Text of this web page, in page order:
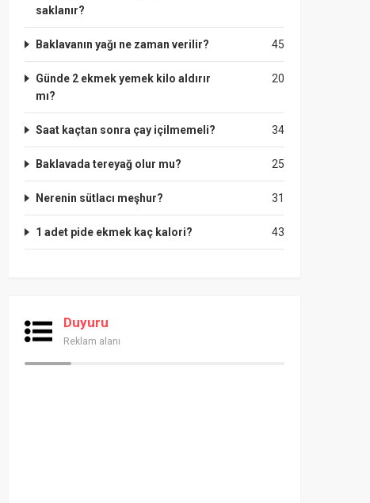
saklanır?
45
Baklavanın yağı ne zaman verilir?
20
Günde 2 ekmek yemek kilo aldırır
mı?
34
Saat kaçtan sonra çay içilmemeli?
25
Baklavada tereyağ olur mu?
31
Nerenin sütlacı meşhur?
43
1 adet pide ekmek kaç kalori?
Duyuru
Reklam alanı